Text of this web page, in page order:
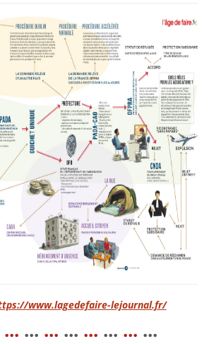
www.lagedefaire-lejournal.fr/
... ... ... ... ... ... ... ...